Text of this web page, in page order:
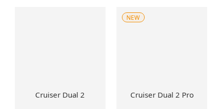
Cruiser Dual 2 Cruiser Dual 2 Pro
NEW